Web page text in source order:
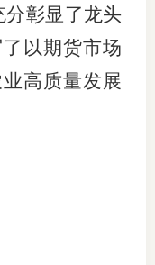
分彰显了龙头
以期货市场
高质量发展